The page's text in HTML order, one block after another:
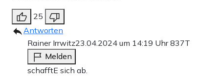
25
Antworten
Rainer Irrwitz23.04.2024 um 14:19 Uhr837T
Melden
schafftE sich ab.